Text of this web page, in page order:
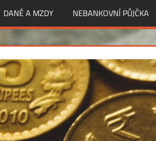
DANĚ A MZDY NEBANKOVNÍ PŮJČKA